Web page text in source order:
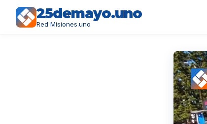
25demayo.uno
Red Misiones.uno